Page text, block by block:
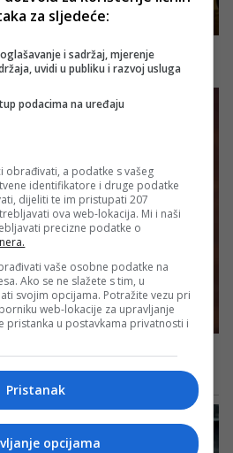
za sljedeće:
i sadržaj, mjerenje
uvidi u publiku i razvoj usluga
podacima na uređaju
obrađivati, a podatke s vašeg
identifikatore i druge podatke
dijeliti te im pristupati 207
ova web-lokacija. Mi i naši
precizne podatke o
vaše osobne podatke na
Ako se ne slažete s tim, u
svojim opcijama. Potražite vezu pri
web-lokacije za upravljanje
pristanka u postavkama privatnosti i
Pristanak
opcijama